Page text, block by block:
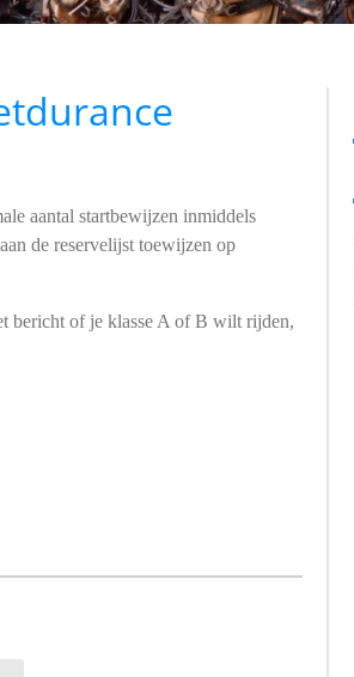
aantal startbewijzen inmiddels
de reservelijst toewijzen op
bericht of je klasse A of B wilt rijden,